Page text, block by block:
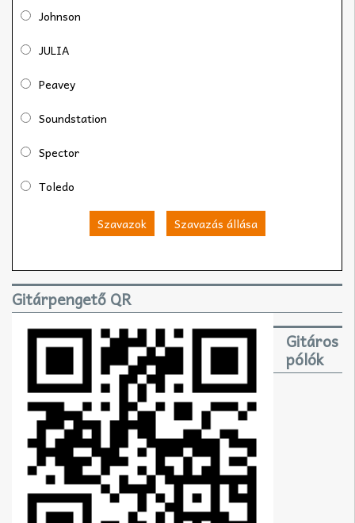
Johnson
JULIA
Peavey
Soundstation
Spector
Toledo
Szavazok Szavazás állása
Gitárpengető QR
Gitáros
pólók